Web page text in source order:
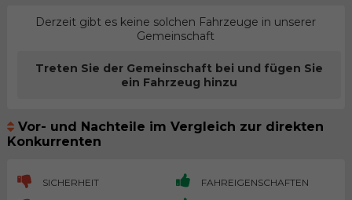
Derzeit gibt es keine solchen Fahrzeuge in unserer
Gemeinschaft
Treten Sie der Gemeinschaft bei und fügen Sie
ein Fahrzeug hinzu
Vor- und Nachteile im Vergleich zur direkten
Konkurrenten
SICHERHEIT FAHREIGENSCHAFTEN